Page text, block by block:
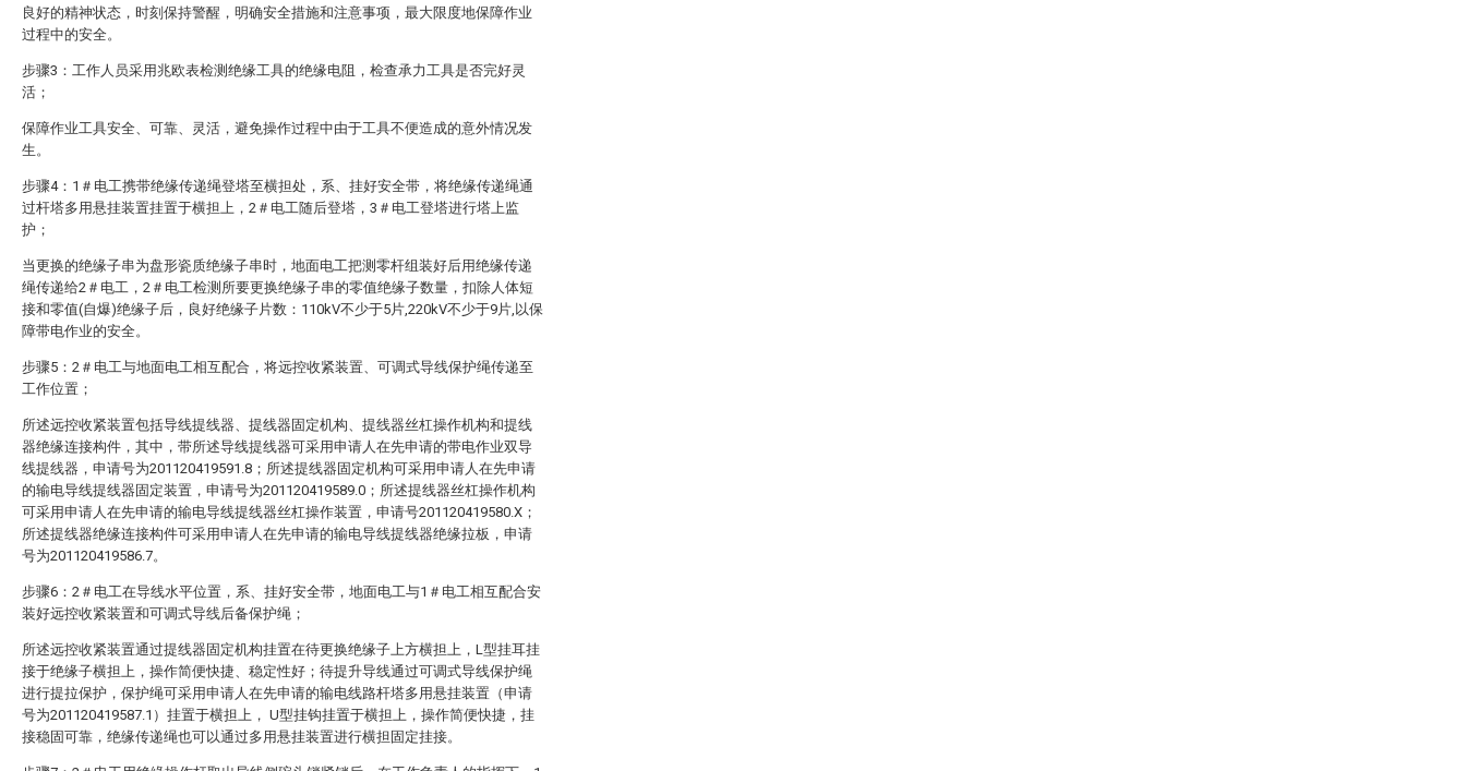
良好的精神状态，时刻保持警醒，明确安全措施和注意事项，最大限度地保障作业
过程中的安全。
步骤3：工作人员采用兆欧表检测绝缘工具的绝缘电阻，检查承力工具是否完好灵
活；
保障作业工具安全、可靠、灵活，避免操作过程中由于工具不便造成的意外情况发
生。
步骤4：1＃电工携带绝缘传递绳登塔至横担处，系、挂好安全带，将绝缘传递绳通
过杆塔多用悬挂装置挂置于横担上，2＃电工随后登塔，3＃电工登塔进行塔上监
护；
当更换的绝缘子串为盘形瓷质绝缘子串时，地面电工把测零杆组装好后用绝缘传递
绳传递给2＃电工，2＃电工检测所要更换绝缘子串的零值绝缘子数量，扣除人体短
接和零值(自爆)绝缘子后，良好绝缘子片数：110kV不少于5片,220kV不少于9片,以保
障带电作业的安全。
步骤5：2＃电工与地面电工相互配合，将远控收紧装置、可调式导线保护绳传递至
工作位置；
所述远控收紧装置包括导线提线器、提线器固定机构、提线器丝杠操作机构和提线
器绝缘连接构件，其中，带所述导线提线器可采用申请人在先申请的带电作业双导
线提线器，申请号为201120419591.8；所述提线器固定机构可采用申请人在先申请
的输电导线提线器固定装置，申请号为201120419589.0；所述提线器丝杠操作机构
可采用申请人在先申请的输电导线提线器丝杠操作装置，申请号201120419580.X；
所述提线器绝缘连接构件可采用申请人在先申请的输电导线提线器绝缘拉板，申请
号为201120419586.7。
步骤6：2＃电工在导线水平位置，系、挂好安全带，地面电工与1＃电工相互配合安
装好远控收紧装置和可调式导线后备保护绳；
所述远控收紧装置通过提线器固定机构挂置在待更换绝缘子上方横担上，L型挂耳挂
接于绝缘子横担上，操作简便快捷、稳定性好；待提升导线通过可调式导线保护绳
进行提拉保护，保护绳可采用申请人在先申请的输电线路杆塔多用悬挂装置（申请
号为201120419587.1）挂置于横担上， U型挂钩挂置于横担上，操作简便快捷，挂
接稳固可靠，绝缘传递绳也可以通过多用悬挂装置进行横担固定挂接。